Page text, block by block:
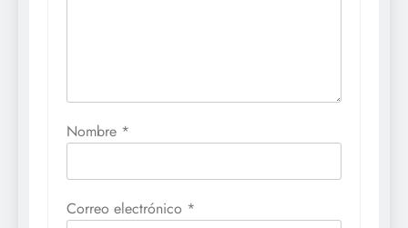
Nombre *
Correo electrónico *